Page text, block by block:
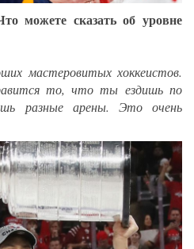
сказать об уровне
мастеровитых хоккеистов.
то, что ты ездишь по
разные арены. Это очень